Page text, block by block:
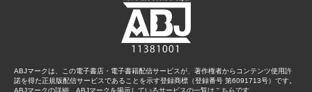
ABJマークは、この電子書店・電子書籍配信サービスが、著作権者からコンテンツ使用許
諾を得た正規版配信サービスであることを示す登録商標（登録番号 第6091713号）です。